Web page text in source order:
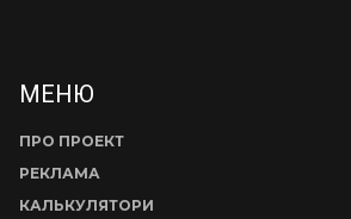
МЕНЮ
ПРО ПРОЕКТ
РЕКЛАМА
КАЛЬКУЛЯТОРИ